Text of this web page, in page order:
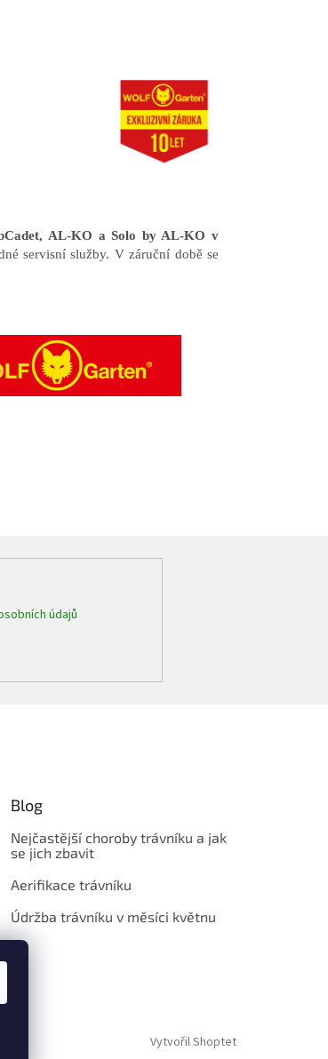
AL-KO a Solo by AL-KO v
servisní služby. V záruční době se
údajů
Blog
Nejčastější choroby trávníku a jak
se jich zbavit
Aerifikace trávníku
Údržba trávníku v měsíci květnu
Vytvořil Shoptet